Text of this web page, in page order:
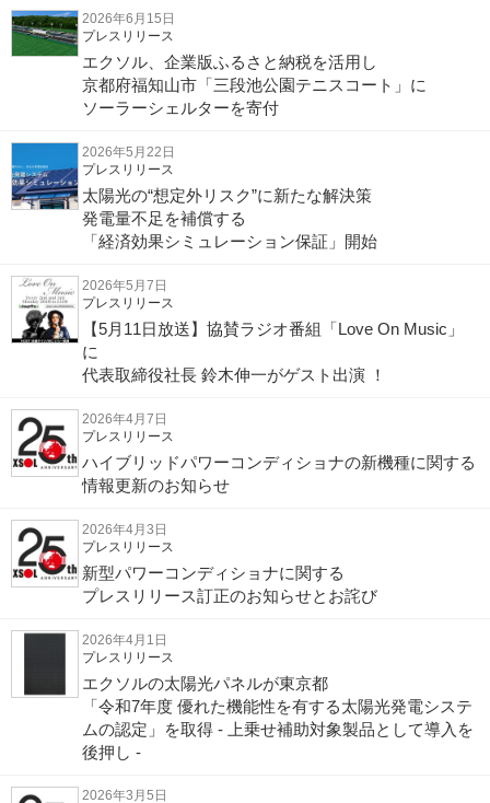
2026年6月15日
プレスリリース
エクソル、企業版ふるさと納税を活用し
京都府福知山市「三段池公園テニスコート」に
ソーラーシェルターを寄付
2026年5月22日
プレスリリース
太陽光の“想定外リスク”に新たな解決策
発電量不足を補償する
「経済効果シミュレーション保証」開始
2026年5月7日
プレスリリース
【5月11日放送】協賛ラジオ番組「Love On Music」
に
代表取締役社長 鈴木伸一がゲスト出演 ！
2026年4月7日
プレスリリース
ハイブリッドパワーコンディショナの新機種に関する
情報更新のお知らせ
2026年4月3日
プレスリリース
新型パワーコンディショナに関する
プレスリリース訂正のお知らせとお詫び
2026年4月1日
プレスリリース
エクソルの太陽光パネルが東京都
「令和7年度 優れた機能性を有する太陽光発電システ
ムの認定」を取得 - 上乗せ補助対象製品として導入を
後押し -
2026年3月5日